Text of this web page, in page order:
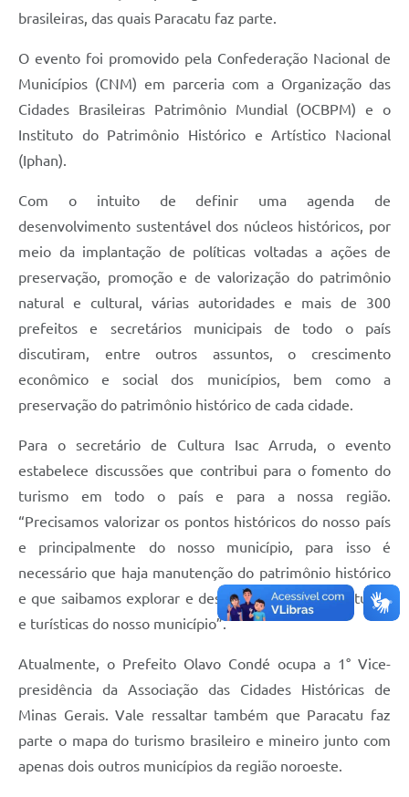
brasileiras, das quais Paracatu faz parte.
O evento foi promovido pela Confederação Nacional de
Municípios (CNM) em parceria com a Organização das
Cidades Brasileiras Patrimônio Mundial (OCBPM) e o
Instituto do Patrimônio Histórico e Artístico Nacional
(Iphan).
Com o intuito de definir uma agenda de
desenvolvimento sustentável dos núcleos históricos, por
meio da implantação de políticas voltadas a ações de
preservação, promoção e de valorização do patrimônio
natural e cultural, várias autoridades e mais de 300
prefeitos e secretários municipais de todo o país
discutiram, entre outros assuntos, o crescimento
econômico e social dos municípios, bem como a
preservação do patrimônio histórico de cada cidade.
Para o secretário de Cultura Isac Arruda, o evento
estabelece discussões que contribui para o fomento do
turismo em todo o país e para a nossa região.
“Precisamos valorizar os pontos históricos do nosso país
e principalmente do nosso município, para isso é
necessário que haja manutenção do patrimônio histórico
e que saibamos explorar e desfrutar as belezas culturais
e turísticas do nosso município”.
Atualmente, o Prefeito Olavo Condé ocupa a 1° Vice-
presidência da Associação das Cidades Históricas de
Minas Gerais. Vale ressaltar também que Paracatu faz
parte o mapa do turismo brasileiro e mineiro junto com
apenas dois outros municípios da região noroeste.